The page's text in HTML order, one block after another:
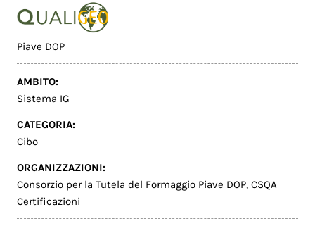
Piave DOP
AMBITO:
Sistema IG
CATEGORIA:
Cibo
ORGANIZZAZIONI:
Consorzio per la Tutela del Formaggio Piave DOP,CSQA
Certificazioni